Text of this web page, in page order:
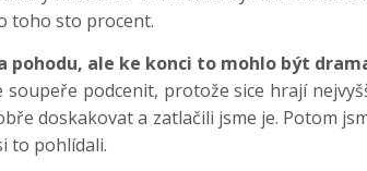
toho sto procent.
pohodu, ale ke konci to mohlo být
soupeře podcenit, protože sice hrají
doskakovat a zatlačili jsme je. Potom
to pohlídali.